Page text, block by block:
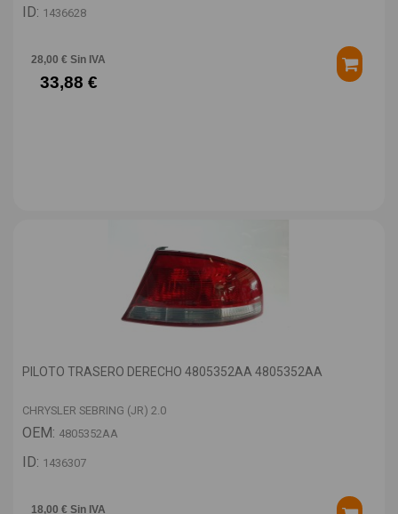
ID: 1436628
28,00 € Sin IVA
33,88 €
PILOTO TRASERO DERECHO 4805352AA 4805352AA
CHRYSLER SEBRING (JR) 2.0
OEM: 4805352AA
ID: 1436307
18,00 € Sin IVA